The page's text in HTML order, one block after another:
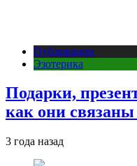
Публикации
Эзотерика
Подарки,
как они
3 года назад